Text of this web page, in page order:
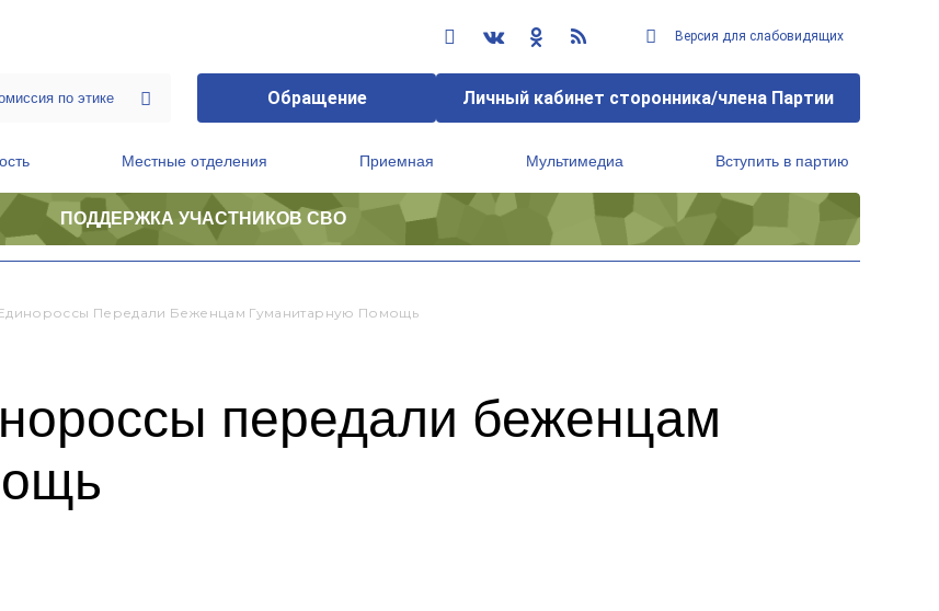
Версия для слабовидящих
Обращение Личный кабинет сторонника/члена Партии
Местные отделения Приемная Мультимедиа Вступить в партию
ПОДДЕРЖКА УЧАСТНИКОВ СВО
Передали Беженцам Гуманитарную Помощь
передали беженцам